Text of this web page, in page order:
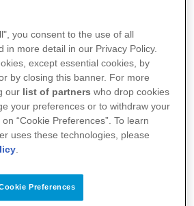
you consent to the use of all
in more detail in our Privacy Policy.
except essential cookies, by
by closing this banner. For more
our list of partners who drop cookies
your preferences or to withdraw your
“Cookie Preferences”. To learn
uses these technologies, please
.
Preferences